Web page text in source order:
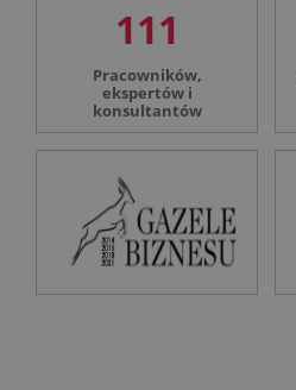
111
Pracowników,
ekspertów i
konsultantów